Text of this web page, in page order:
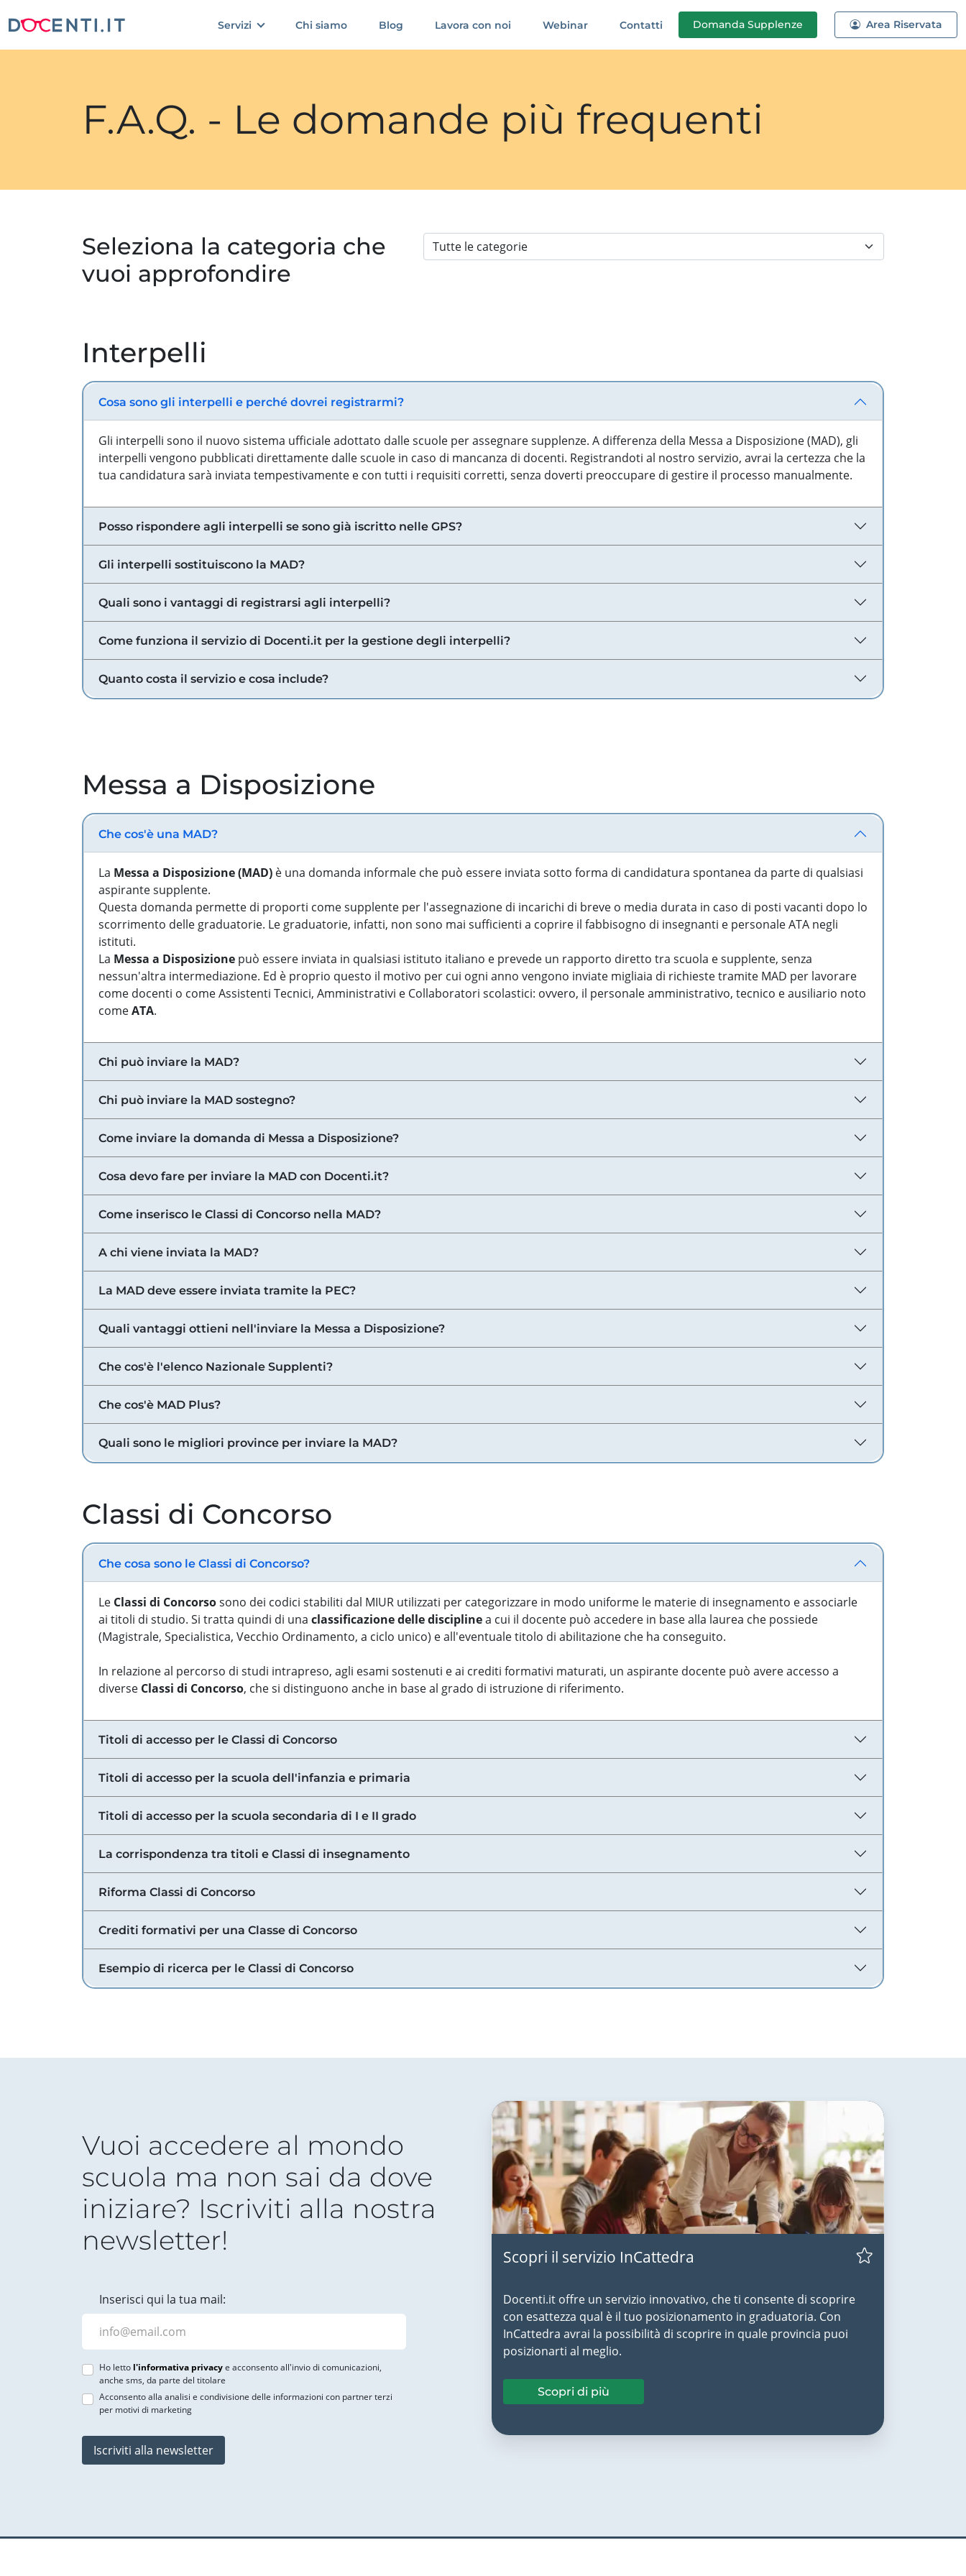
Servizi Chi siamo Blog Lavora con noi Webinar Contatti Domanda Supplenze Area Riservata
F.A.Q. - Le domande più frequenti
Seleziona la categoria che
vuoi approfondire
Interpelli
Cosa sono gli interpelli e perché dovrei registrarmi?
Gli interpelli sono il nuovo sistema ufficiale adottato dalle scuole per assegnare supplenze. A differenza della Messa a Disposizione (MAD), gli
interpelli vengono pubblicati direttamente dalle scuole in caso di mancanza di docenti. Registrandoti al nostro servizio, avrai la certezza che la
tua candidatura sarà inviata tempestivamente e con tutti i requisiti corretti, senza doverti preoccupare di gestire il processo manualmente.
Posso rispondere agli interpelli se sono già iscritto nelle GPS?
Gli interpelli sostituiscono la MAD?
Quali sono i vantaggi di registrarsi agli interpelli?
Come funziona il servizio di Docenti.it per la gestione degli interpelli?
Quanto costa il servizio e cosa include?
Messa a Disposizione
Che cos'è una MAD?
La Messa a Disposizione (MAD) è una domanda informale che può essere inviata sotto forma di candidatura spontanea da parte di qualsiasi
aspirante supplente.
Questa domanda permette di proporti come supplente per l'assegnazione di incarichi di breve o media durata in caso di posti vacanti dopo lo
scorrimento delle graduatorie. Le graduatorie, infatti, non sono mai sufficienti a coprire il fabbisogno di insegnanti e personale ATA negli
istituti.
La Messa a Disposizione può essere inviata in qualsiasi istituto italiano e prevede un rapporto diretto tra scuola e supplente, senza
nessun'altra intermediazione. Ed è proprio questo il motivo per cui ogni anno vengono inviate migliaia di richieste tramite MAD per lavorare
come docenti o come Assistenti Tecnici, Amministrativi e Collaboratori scolastici: ovvero, il personale amministrativo, tecnico e ausiliario noto
comeATA.
Chi può inviare la MAD?
Chi può inviare la MAD sostegno?
Come inviare la domanda di Messa a Disposizione?
Cosa devo fare per inviare la MAD con Docenti.it?
Come inserisco le Classi di Concorso nella MAD?
A chi viene inviata la MAD?
La MAD deve essere inviata tramite la PEC?
Quali vantaggi ottieni nell'inviare la Messa a Disposizione?
Che cos'è l'elenco Nazionale Supplenti?
Che cos'è MAD Plus?
Quali sono le migliori province per inviare la MAD?
Classi di Concorso
Che cosa sono le Classi di Concorso?
Le Classi di Concorsosono dei codici stabiliti dal MIUR utilizzati per categorizzare in modo uniforme le materie di insegnamento e associarle
ai titoli di studio. Si tratta quindi di una classificazione delle disciplinea cui il docente può accedere in base alla laurea che possiede
(Magistrale, Specialistica, Vecchio Ordinamento, a ciclo unico) e all'eventuale titolo di abilitazione che ha conseguito.
In relazione al percorso di studi intrapreso, agli esami sostenuti e ai crediti formativi maturati, un aspirante docente può avere accesso a
diverse Classi di Concorso, che si distinguono anche in base al grado di istruzione di riferimento.
Titoli di accesso per le Classi di Concorso
Titoli di accesso per la scuola dell'infanzia e primaria
Titoli di accesso per la scuola secondaria di I e II grado
La corrispondenza tra titoli e Classi di insegnamento
Riforma Classi di Concorso
Crediti formativi per una Classe di Concorso
Esempio di ricerca per le Classi di Concorso
Vuoi accedere al mondo
scuola ma non sai da dove
iniziare? Iscriviti alla nostra
newsletter!
Inserisci qui la tua mail:
Ho letto l'informativa privacye acconsento all'invio di comunicazioni,
anche sms, da parte del titolare
Acconsento alla analisi e condivisione delle informazioni con partner terzi
per motivi di marketing
Iscriviti alla newsletter
Scopri il servizio InCattedra
Docenti.it offre un servizio innovativo, che ti consente di scoprire
con esattezza qual è il tuo posizionamento in graduatoria. Con
InCattedra avrai la possibilità di scoprire in quale provincia puoi
posizionarti al meglio.
Scopri di più